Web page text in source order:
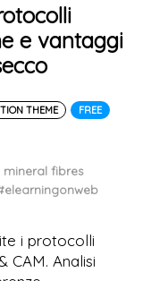
e vantaggi
THEME
FREE
mineral fibres
i protocolli
CAM. Analisi